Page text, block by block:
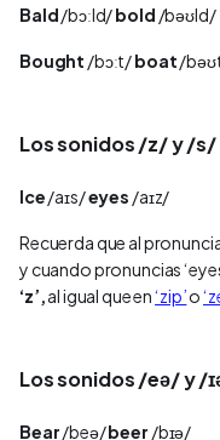
Bald/bɔːld/bold /bəʊld/
Bought /bɔːt/boat/
Los sonidos /z/ y /s/
Ice/aɪs/eyes /aɪz/
Recuerda que al
y cuando pronuncias
‘z’,al igual que en‘zip’o
Los sonidos /eə/ y /
Bear/beə/beer /bɪə/